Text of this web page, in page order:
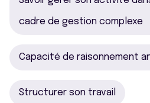
cadre de gestion complexe
Capacité de raisonnement
Structurer son travail